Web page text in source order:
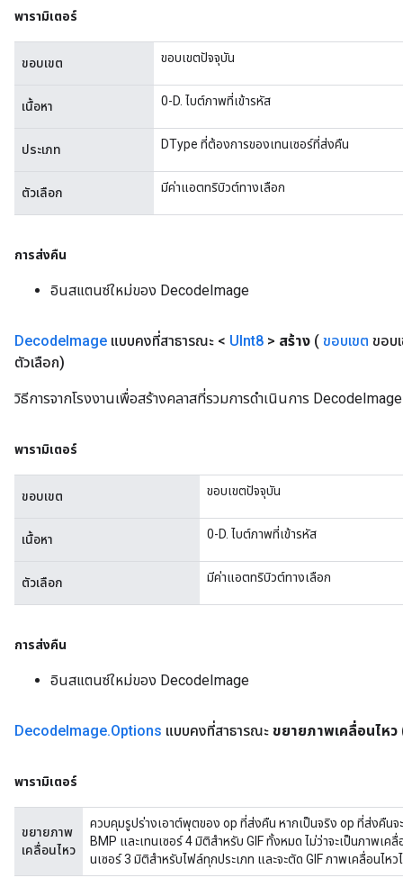
พารามิเตอร์
ขอบเขต ขอบเขตปัจจุบัน
เนื้อหา 0-D. ไบต์ภาพที่เข้ารหัส
ประเภท DType ที่ต้องการของเทนเซอร์ที่ส่งคืน
ตัวเลือก มีค่าแอตทริบิวต์ทางเลือก
การส่งคืน
อินสแตนซ์ใหม่ของ DecodeImage
DecodeImage แบบคงที่สาธารณะ < UInt8 > สร้าง ( ขอบเขต ขอบ
ตัวเลือก)
วิธีการจากโรงงานเพื่อสร้างคลาสที่รวมการดำเนินการ
พารามิเตอร์
ขอบเขต ขอบเขตปัจจุบัน
เนื้อหา 0-D. ไบต์ภาพที่เข้ารหัส
ตัวเลือก มีค่าแอตทริบิวต์ทางเลือก
การส่งคืน
อินสแตนซ์ใหม่ของ DecodeImage
DecodeImage.Options แบบคงที่สาธารณะ ขยายภาพเคลื่อนไหว
พารามิเตอร์
ขยายภาพ
เคลื่อนไหว
ควบคุมรูปร่างเอาต์พุตของ op ที่ส่งคืน หากเป็นจริง op ที่ส่งคืนจ
BMP และเทนเซอร์ 4 มิติสำหรับ GIF ทั้งหมด ไม่ว่าจะเป็นภาพเค
นเซอร์ 3 มิติสำหรับไฟล์ทุกประเภท และจะตัด GIF ภาพเคลื่อนไห